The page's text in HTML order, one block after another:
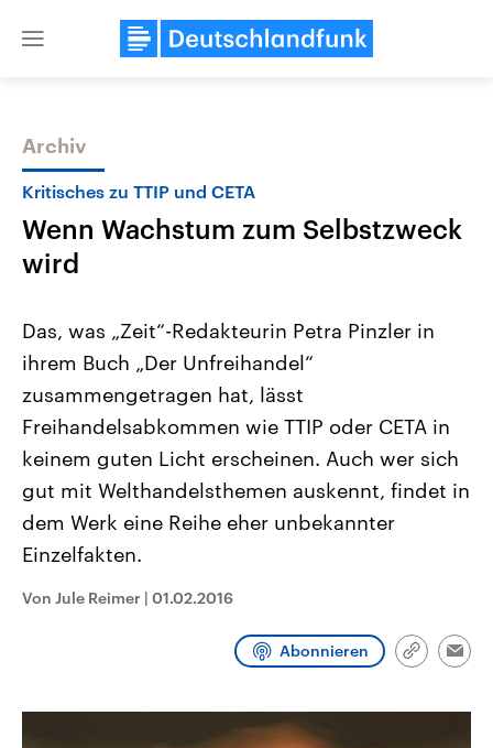
Close
Themen
Aktuelle Beiträge, Analysen und
Hintergründe
Wirtschaftlich und militärisch
gehören die Vereinigten Staaten zu
den mächtigsten Ländern der Erde,
mit großem Einfluss auf das
aktuelle Weltgeschehen.
Aktuelle Lage und
Der Überfall der
Terrororganisation Hamas
Oktober 2023 auf Israel
Region wieder die Gewalt
Israel möchte die Hamas
Libanon vom Iran
Sendungen
Archiv
Kritisches zu TTIP und CETA
Wenn Wachstum zum Selbstzweck
wird
Das, was „Zeit“-Redakteurin Petra Pinzler in
ihrem Buch „Der Unfreihandel“
zusammengetragen hat, lässt
Freihandelsabkommen wie TTIP oder CETA in
keinem guten Licht erscheinen. Auch wer sich
gut mit Welthandelsthemen auskennt, findet in
dem Werk eine Reihe eher unbekannter
Einzelfakten.
Von Jule Reimer | 01.02.2016
Abonnieren
Link